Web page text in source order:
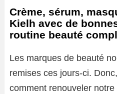
Crème, sérum,
Kielh avec de
routine beauté
Les marques de beauté
remises ces jours-ci.
comment renouveler